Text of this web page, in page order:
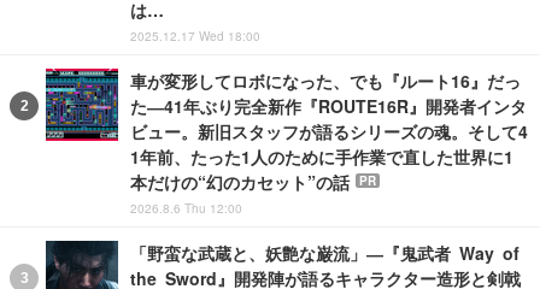
は…
2025.12.17 Wed 18:00
車が変形してロボになった、でも『ルート16』だっ
た―41年ぶり完全新作『ROUTE16R』開発者インタ
ビュー。新旧スタッフが語るシリーズの魂。そして4
1年前、たった1人のために手作業で直した世界に1
本だけの“幻のカセット”の話
PR
2026.8.6 Thu 12:00
「野蛮な武蔵と、妖艶な巌流」―『鬼武者 Way of
the Sword』開発陣が語るキャラクター造形と剣戟